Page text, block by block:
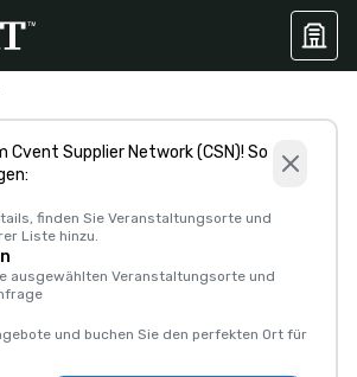
Cvent Supplier Network (CSN)! So
finden Sie Veranstaltungsorte und
Liste hinzu.
ausgewählten Veranstaltungsorte und
und buchen Sie den perfekten Ort für